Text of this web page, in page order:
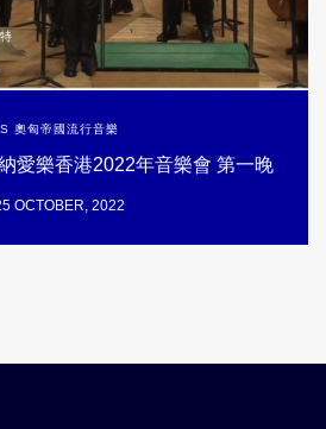
S 奧匈帝國流行音樂
愛樂香港2022年音樂會 第一晚
OCTOBER, 2022